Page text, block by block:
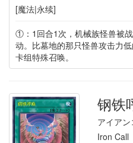
[魔法|永续]
①：1回合1次，机械族怪兽被
动。比墓地的那只怪兽攻击力
卡组特殊召唤。
钢铁
アイア
Iron Call